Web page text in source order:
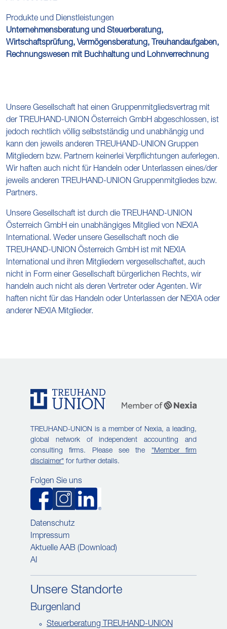
Produkte und Dienstleistungen
Unternehmensberatung und Steuerberatung,
Wirtschaftsprüfung, Vermögensberatung, Treuhandaufgaben,
Rechnungswesen mit Buchhaltung und Lohnverrechnung
Unsere Gesellschaft hat einen Gruppenmitgliedsvertrag mit
der TREUHAND-UNION Österreich GmbH abgeschlossen, ist
jedoch rechtlich völlig selbstständig und unabhängig und
kann den jeweils anderen TREUHAND-UNION Gruppen
Mitgliedern bzw. Partnern keinerlei Verpflichtungen auferlegen.
Wir haften auch nicht für Handeln oder Unterlassen eines/der
jeweils anderen TREUHAND-UNION Gruppenmitgliedes bzw.
Partners.
Unsere Gesellschaft ist durch die TREUHAND-UNION
Österreich GmbH ein unabhängiges Mitglied von NEXIA
International. Weder unsere Gesellschaft noch die
TREUHAND-UNION Österreich GmbH ist mit NEXIA
International und ihren Mitgliedern vergesellschaftet, auch
nicht in Form einer Gesellschaft bürgerlichen Rechts, wir
handeln auch nicht als deren Vertreter oder Agenten. Wir
haften nicht für das Handeln oder Unterlassen der NEXIA oder
anderer NEXIA Mitglieder.
TREUHAND-UNION is a member of Nexia, a leading,
global network of independent accounting and
consulting firms. Please see the "Member firm
disclaimer" for further details.
Datenschutz
Impressum
Aktuelle AAB (Download)
AI
Folgen Sie uns
Unsere Standorte
Burgenland
Steuerberatung TREUHAND-UNION